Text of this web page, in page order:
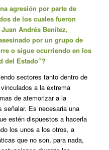
agresión por parte de
de los cuales fueron
Andrés Benítez,
por un grupo de
o sigue ocurriendo en los
del Estado”?
sectores tanto dentro de
a la extrema
de atemorizar a la
señalar. Es necesaria una
estén dispuestos a hacerla
los unos a los otros, a
que no son, para nada,